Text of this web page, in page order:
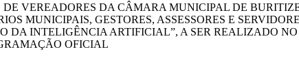
VEREADORES DA CÂMARA MUNICIPAL DE
MUNICIPAIS, GESTORES, ASSESSORES E
INTELIGÊNCIA ARTIFICIAL”, A SER REALIZADO
OFICIAL